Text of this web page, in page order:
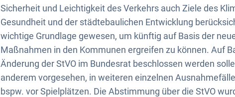
Sicherheit und Leichtigkeit des Verkehrs auch Ziele des
Gesundheit und der städtebaulichen Entwicklung
wichtige Grundlage gewesen, um künftig auf Basis der
Maßnahmen in den Kommunen ergreifen zu können. Auf
Änderung der StVO im Bundesrat beschlossen werden
anderem vorgesehen, in weiteren einzelnen
bspw. vor Spielplätzen. Die Abstimmung über die StVO